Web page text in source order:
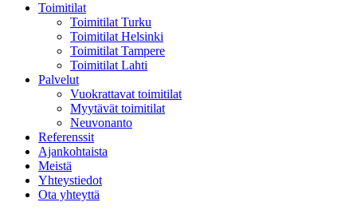
Toimitilat
Toimitilat Turku
Toimitilat Helsinki
Toimitilat Tampere
Toimitilat Lahti
Palvelut
Vuokrattavat toimitilat
Myytävät toimitilat
Neuvonanto
Referenssit
Ajankohtaista
Meistä
Yhteystiedot
Ota yhteyttä